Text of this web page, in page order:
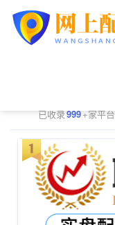
已收录999+家平台